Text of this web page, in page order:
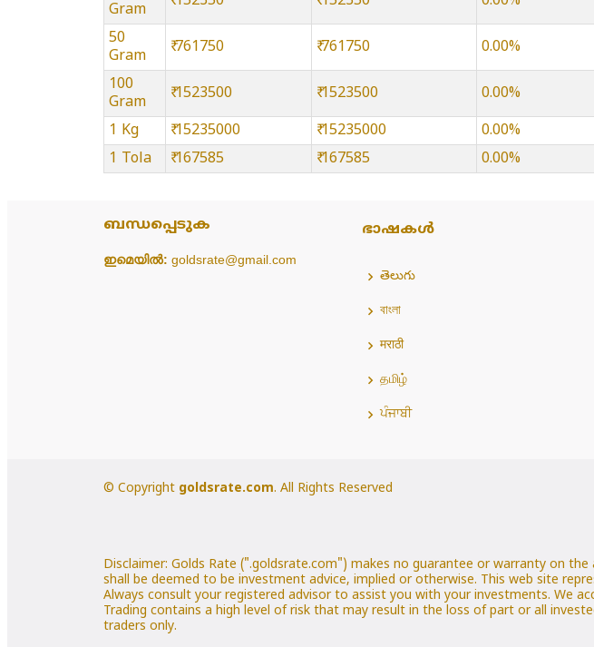
Gram
50
Gram
₹ 761750 ₹ 761750 0.00%
100
Gram
₹ 1523500 ₹ 1523500 0.00%
1 Kg ₹ 15235000 ₹ 15235000
0.00%
1 Tola
₹ 167585 ₹ 167585 0.00%
ബന്ധപ്പെടുക
ഇമെയിൽ: goldsrate@gmail.com
ഭാഷകൾ
తెలుగు
বাংলা
मराठी
தமிழ்
ਪੰਜਾਬੀ
© Copyright goldsrate.com. All Rights Reserved
Disclaimer: Golds Rate (".goldsrate.com") makes no guarantee or warranty on
shall be deemed to be investment advice, implied or otherwise. This web site
Always consult your registered advisor to assist you with your investments. We
Trading contains a high level of risk that may result in the loss of part or all
traders only.